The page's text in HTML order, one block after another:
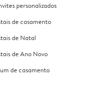
personalizados
de casamento
de Natal
de Ano Novo
de casamento